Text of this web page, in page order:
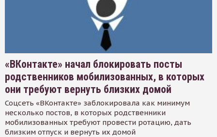
«ВКонтакте» начал блокировать посты
родственников мобилизованных, в которых
они требуют вернуть близких домой
Соцсеть «ВКонтакте» заблокировала как минимум
несколько постов, в которых родственники
мобилизованных требуют провести ротацию, дать
близким отпуск и вернуть их домой